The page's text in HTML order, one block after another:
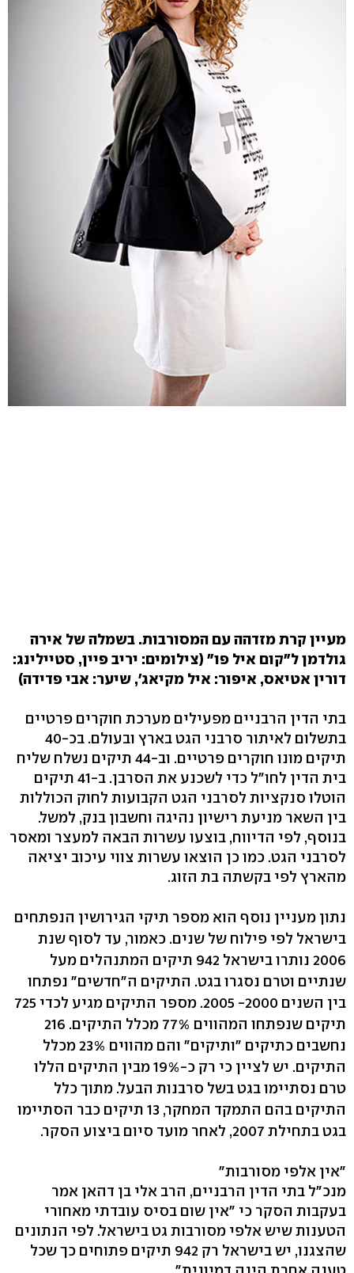
מעיין קרת מזדהה עם המסורבות. בשמלה של אירה
גולדמן ל"קום איל פו" (צילומים: יריב פיין, סטיילינג:
דורין אטיאס, איפור: איל מקיאג', שיער: אבי פדידה)
בתי הדין הרבניים מפעילים מערכת חוקרים פרטיים
בתשלום לאיתור סרבני הגט בארץ ובעולם. בכ-40
תיקים מונו חוקרים פרטיים. וב-44 תיקים נשלח שליח
בית הדין לחו"ל כדי לשכנע את הסרבן. ב-41 תיקים
הוטלו סנקציות לסרבני הגט הקבועות לחוק הכוללות
בין השאר מניעת רישיון נהיגה וחשבון בנק, למשל.
בנוסף, לפי הדיווח, בוצעו עשרות הבאה למעצר ומאסר
לסרבני הגט. כמו כן הוצאו עשרות צווי עיכוב יציאה
מהארץ לפי בקשתה בת הזוג.
נתון מעניין נוסף הוא מספר תיקי הגירושין הנפתחים
בישראל לפי פילוח של שנים. כאמור, עד לסוף שנת
2006 נותרו בישראל 942 תיקים המתנהלים מעל
שנתיים וטרם נסגרו בגט. התיקים ה"חדשים" נפתחו
בין השנים 2000- 2005. מספר התיקים מגיע לכדי 725
תיקים שנפתחו המהווים 77% מכלל התיקים. 216
נחשבים כתיקים "ותיקים" והם מהווים 23% מכלל
התיקים. יש לציין כי רק כ-19% מבין התיקים הללו
טרם נסתיימו בגט בשל סרבנות הבעל. מתוך כלל
התיקים בהם התמקד המחקר, 13 תיקים כבר הסתיימו
בגט בתחילת 2007, לאחר מועד סיום ביצוע הסקר.
"אין אלפי מסורבות"
מנכ"ל בתי הדין הרבניים, הרב אלי בן דהאן אמר
בעקבות הסקר כי "אין שום בסיס עובדתי מאחורי
הטענות שיש אלפי מסורבות גט בישראל. לפי הנתונים
שהצגנו, יש בישראל רק 942 תיקים פתוחים כך שכל